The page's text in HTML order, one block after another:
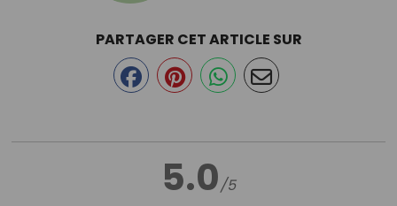
5.0/5
PARTAGER CET ARTICLE SUR